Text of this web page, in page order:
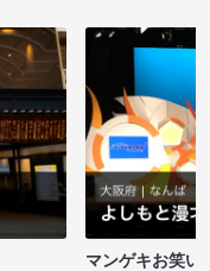
マンゲキお笑い